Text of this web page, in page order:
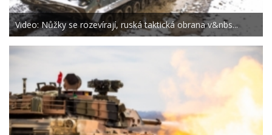
Video: Nůžky se rozevírají, ruská taktická obrana v&nbs...